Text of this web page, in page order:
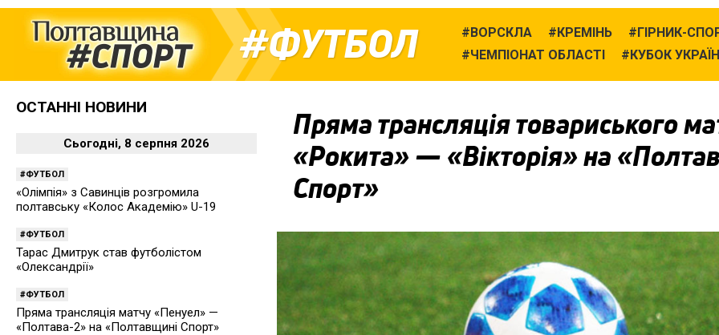
ФУТБОЛ ВОРСКЛА КРЕМІНЬ
ГІРНИК-
ЧЕМПІОНАТ ОБЛАСТІ
КУБОК
Пряма трансляція товариського
«Рокита» — «Вікторія» на
Спорт»
ОСТАННІ НОВИНИ
Сьогодні, 8 серпня 2026
ФУТБОЛ
«Олімпія» з Савинців розгромила
полтавську «Колос Академію» U-19
ФУТБОЛ
Тарас Дмитрук став футболістом
«Олександрії»
ФУТБОЛ
Пряма трансляція матчу «Пенуел» —
«Полтава-2» на «Полтавщині Спорт»